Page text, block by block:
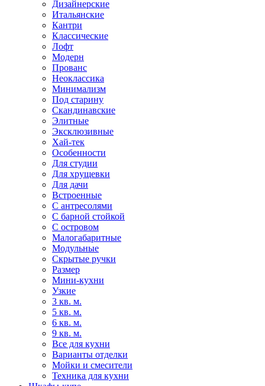
Дизайнерские
Итальянские
Кантри
Классические
Лофт
Модерн
Прованс
Неоклассика
Минимализм
Под старину
Скандинавские
Элитные
Эксклюзивные
Хай-тек
Особенности
Для студии
Для хрущевки
Для дачи
Встроенные
С антресолями
С барной стойкой
С островом
Малогабаритные
Модульные
Скрытые ручки
Размер
Мини-кухни
Узкие
3 кв. м.
5 кв. м.
6 кв. м.
9 кв. м.
Все для кухни
Варианты отделки
Мойки и смесители
Техника для кухни